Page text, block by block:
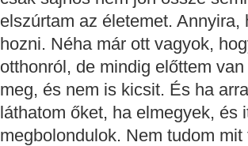
elszúrtam az életemet.
hozni. Néha már ott vagyok,
otthonról, de mindig előttem
meg, és nem is kicsit. És ha
láthatom őket, ha elmegyek, és
megbolondulok. Nem tudom